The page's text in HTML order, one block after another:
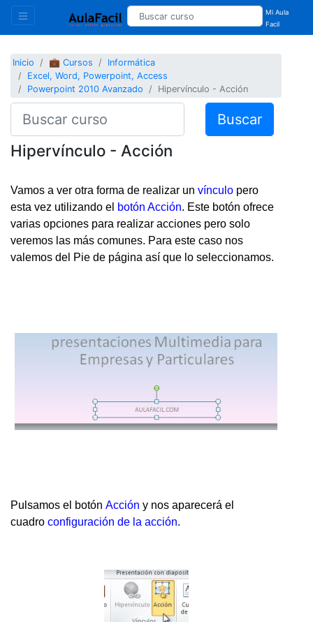
Mi Aula
Facil
Inicio 💼 Cursos
Informática
Excel, Word, Powerpoint, Access
Powerpoint 2010 Avanzado
Hipervínculo - Acción
Buscar
Hipervínculo - Acción
Vamos a ver otra forma de realizar un vínculo pero
esta vez utilizando el botón Acción. Este botón ofrece
varias opciones para realizar acciones pero solo
veremos las más comunes. Para este caso nos
valemos del Pie de página así que lo seleccionamos.
Pulsamos el botón Acción y nos aparecerá el
cuadro configuración de la acción.